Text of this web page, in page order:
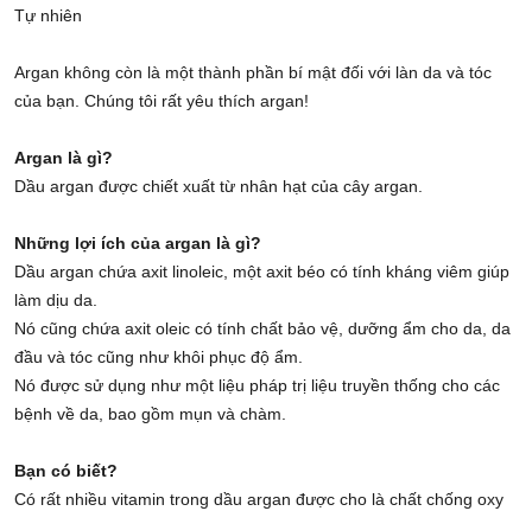
Tự nhiên
Argan không còn là một thành phần bí mật đối với làn da và tóc
của bạn. Chúng tôi rất yêu thích argan!
Argan là gì?
Dầu argan được chiết xuất từ nhân hạt của cây argan.
Những lợi ích của argan là gì?
Dầu argan chứa axit linoleic, một axit béo có tính kháng viêm giúp
làm dịu da.
Nó cũng chứa axit oleic có tính chất bảo vệ, dưỡng ẩm cho da, da
đầu và tóc cũng như khôi phục độ ẩm.
Nó được sử dụng như một liệu pháp trị liệu truyền thống cho các
bệnh về da, bao gồm mụn và chàm.
Bạn có biết?
Có rất nhiều vitamin trong dầu argan được cho là chất chống oxy